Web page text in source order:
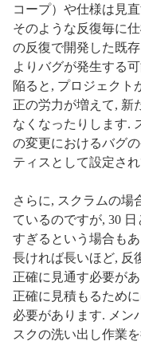
コープ）や仕様は見
そのような反復毎に
の反復で開発した既
よりバグが発生する
陥ると, プロジェクト
正の労力が増えて, 新
なくなったりします.
の変更におけるバグ
ティスとして設定さ
さらに, スクラムの場
ているのですが, 30
すぎるという場合も
長ければ長いほど, 反
正確に見通す必要が
正確に見積もるため
必要があります. メン
スクの洗い出し作業